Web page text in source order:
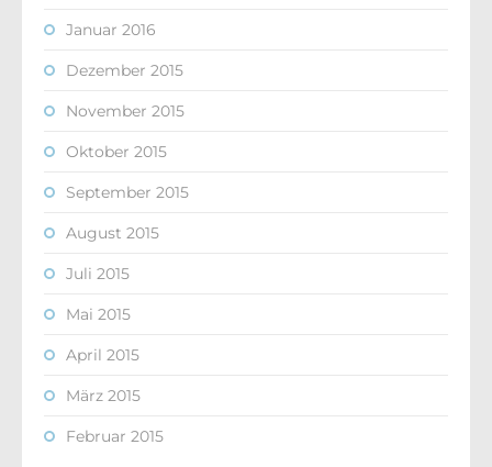
Januar 2016
Dezember 2015
November 2015
Oktober 2015
September 2015
August 2015
Juli 2015
Mai 2015
April 2015
März 2015
Februar 2015